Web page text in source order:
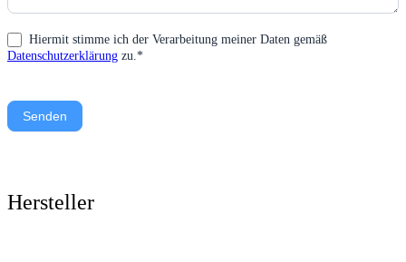
Hiermit stimme ich der Verarbeitung meiner Daten gemäß
Datenschutzerklärung zu.*
Senden
Hersteller